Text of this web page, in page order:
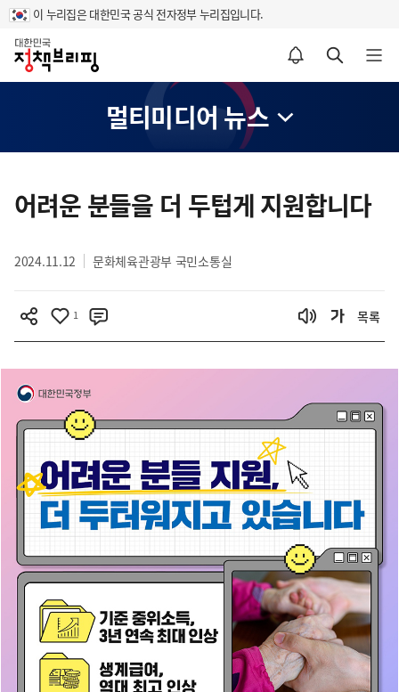
이 누리집은 대한민국 공식 전자정부 누리집입니다.
홈
알림설정 바로가기 검색 바로가기 메뉴 열기
멀티미디어 뉴스
텐
츠
역
어려운 분들을 더 두텁게 지원합니다
2024.11.12 문화체육관광부 국민소통실
1 목록